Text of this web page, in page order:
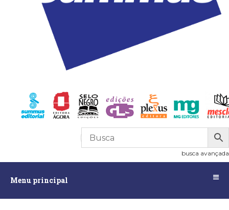
R$0,00
busca avançada
Menu principal
principalAssuntos